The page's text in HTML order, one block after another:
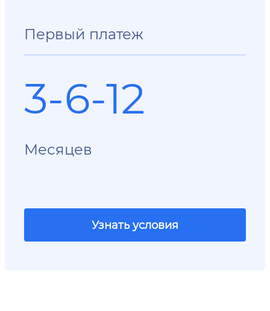
Первый платеж
3-6-12
Месяцев
Узнать условия